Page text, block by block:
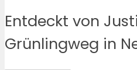
Entdeckt von
Grünlingweg in